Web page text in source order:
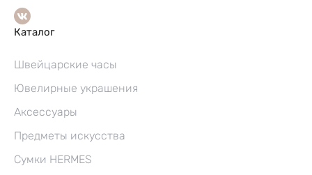
Каталог
Швейцарские часы
Ювелирные украшения
Аксессуары
Предметы искусства
Сумки HERMES